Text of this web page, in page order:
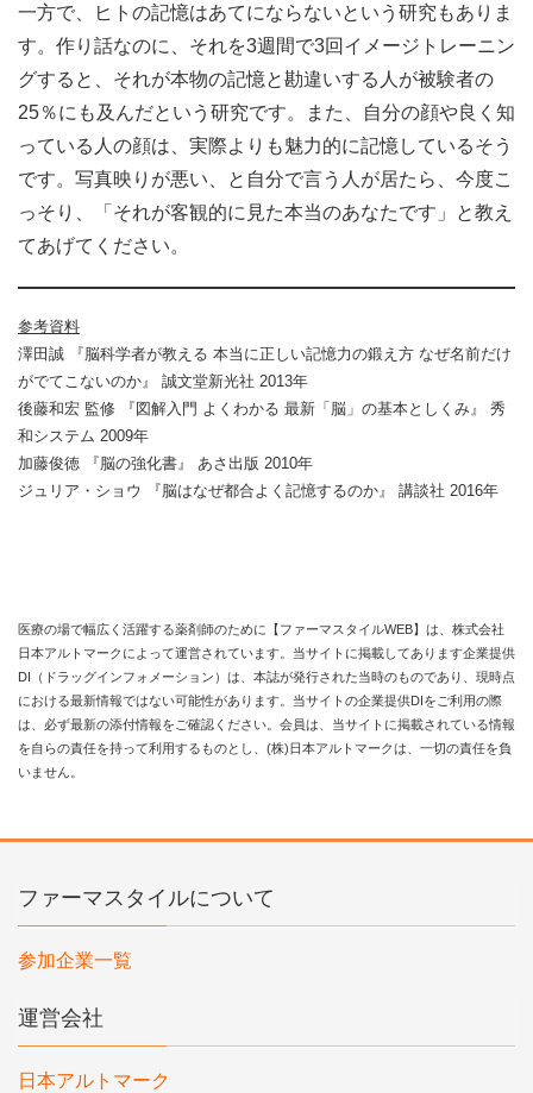
一方で、ヒトの記憶はあてにならないという研究もありま
す。作り話なのに、それを3週間で3回イメージトレーニン
グすると、それが本物の記憶と勘違いする人が被験者の
25％にも及んだという研究です。また、自分の顔や良く知
っている人の顔は、実際よりも魅力的に記憶しているそう
です。写真映りが悪い、と自分で言う人が居たら、今度こ
っそり、「それが客観的に見た本当のあなたです」と教え
てあげてください。
参考資料
澤田誠 『脳科学者が教える 本当に正しい記憶力の鍛え方 なぜ名前だけ
がでてこないのか』 誠文堂新光社 2013年
後藤和宏 監修 『図解入門 よくわかる 最新「脳」の基本としくみ』 秀
和システム 2009年
加藤俊徳 『脳の強化書』 あさ出版 2010年
ジュリア・ショウ 『脳はなぜ都合よく記憶するのか』 講談社 2016年
医療の場で幅広く活躍する薬剤師のために【ファーマスタイルWEB】は、株式会社
日本アルトマークによって運営されています。当サイトに掲載してあります企業提供
DI（ドラッグインフォメーション）は、本誌が発行された当時のものであり、現時点
における最新情報ではない可能性があります。当サイトの企業提供DIをご利用の際
は、必ず最新の添付情報をご確認ください。会員は、当サイトに掲載されている情報
を自らの責任を持って利用するものとし、(株)日本アルトマークは、一切の責任を負
いません。
ファーマスタイルについて
参加企業一覧
運営会社
日本アルトマーク